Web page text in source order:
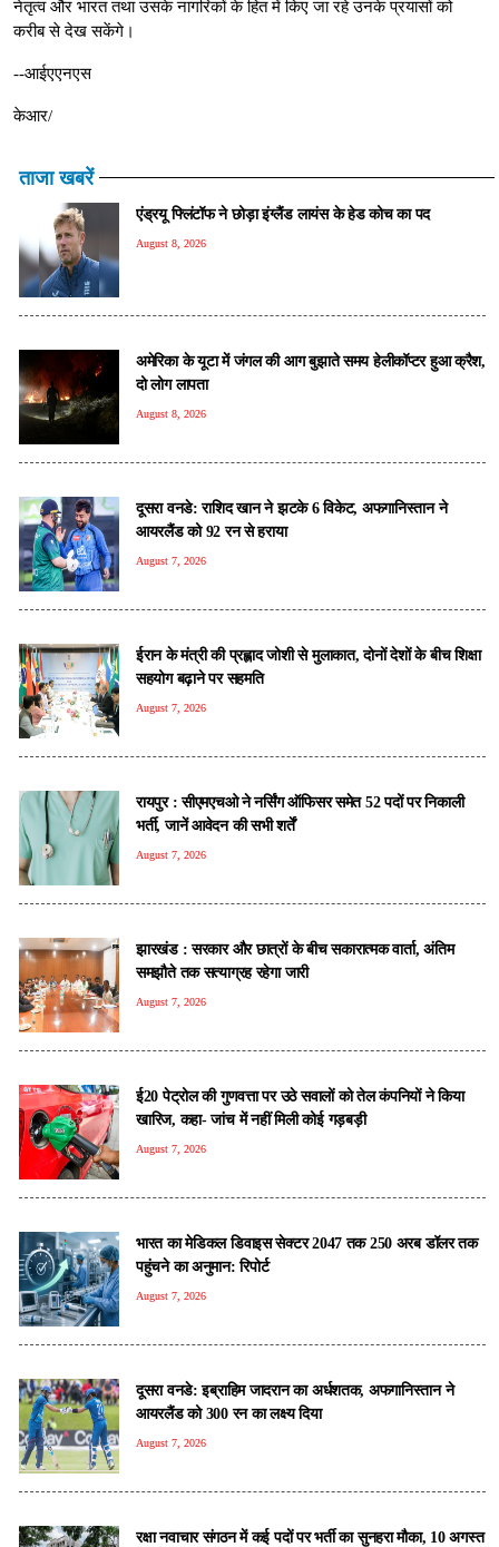
नेतृत्व और भारत तथा उसके नागरिकों के हित में किए जा रहे उनके प्रयासों को
करीब से देख सकेंगे।
--आईएएनएस
केआर/
ताजा खबरें
एंड्रयू फ्लिंटॉफ ने छोड़ा इंग्लैंड लायंस के हेड कोच का पद
August 8, 2026
अमेरिका के यूटा में जंगल की आग बुझाते समय हेलीकॉप्टर हुआ क्रैश,
दो लोग लापता
August 8, 2026
दूसरा वनडे: राशिद खान ने झटके 6 विकेट, अफगानिस्तान ने
आयरलैंड को 92 रन से हराया
August 7, 2026
ईरान के मंत्री की प्रह्लाद जोशी से मुलाकात, दोनों देशों के बीच शिक्षा
सहयोग बढ़ाने पर सहमति
August 7, 2026
रायपुर : सीएमएचओ ने नर्सिंग ऑफिसर समेत 52 पदों पर निकाली
भर्ती, जानें आवेदन की सभी शर्तें
August 7, 2026
झारखंड : सरकार और छात्रों के बीच सकारात्मक वार्ता, अंतिम
समझौते तक सत्याग्रह रहेगा जारी
August 7, 2026
ई20 पेट्रोल की गुणवत्ता पर उठे सवालों को तेल कंपनियों ने किया
खारिज, कहा- जांच में नहीं मिली कोई गड़बड़ी
August 7, 2026
भारत का मेडिकल डिवाइस सेक्टर 2047 तक 250 अरब डॉलर तक
पहुंचने का अनुमान: रिपोर्ट
August 7, 2026
दूसरा वनडे: इब्राहिम जादरान का अर्धशतक, अफगानिस्तान ने
आयरलैंड को 300 रन का लक्ष्य दिया
August 7, 2026
रक्षा नवाचार संगठन में कई पदों पर भर्ती का सुनहरा मौका, 10 अगस्त